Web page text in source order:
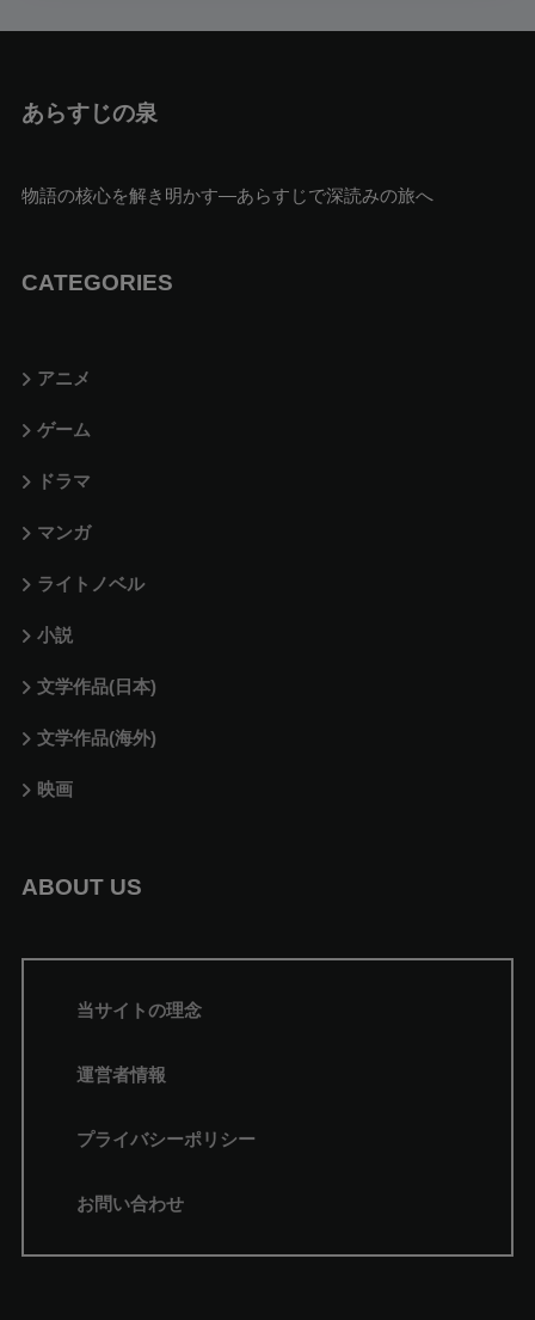
あらすじの泉
物語の核心を解き明かす—あらすじで深読みの旅へ
CATEGORIES
アニメ
ゲーム
ドラマ
マンガ
ライトノベル
小説
文学作品(日本)
文学作品(海外)
映画
ABOUT US
当サイトの理念
運営者情報
プライバシーポリシー
お問い合わせ